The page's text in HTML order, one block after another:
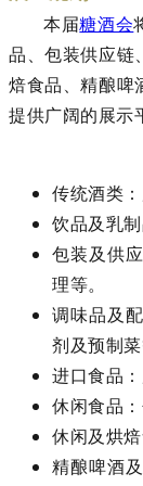
本届糖酒会
品、包装供应链
焙食品、精酿啤
提供广阔的展示
传统酒类
饮品及乳
包装及供
理等。
调味品及
剂及预制菜
进口食品
休闲食品
休闲及烘
精酿啤酒